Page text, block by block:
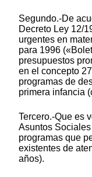
Segundo.-De
Decreto Ley 12/
urgentes en
para 1996
presupuestos
en el concepto
programas de
primera infancia
Tercero.-Que es
Asuntos
programas que
existentes de
años).